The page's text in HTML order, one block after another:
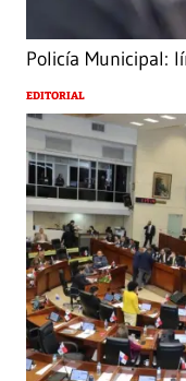
Policía Municipal:
EDITORIAL